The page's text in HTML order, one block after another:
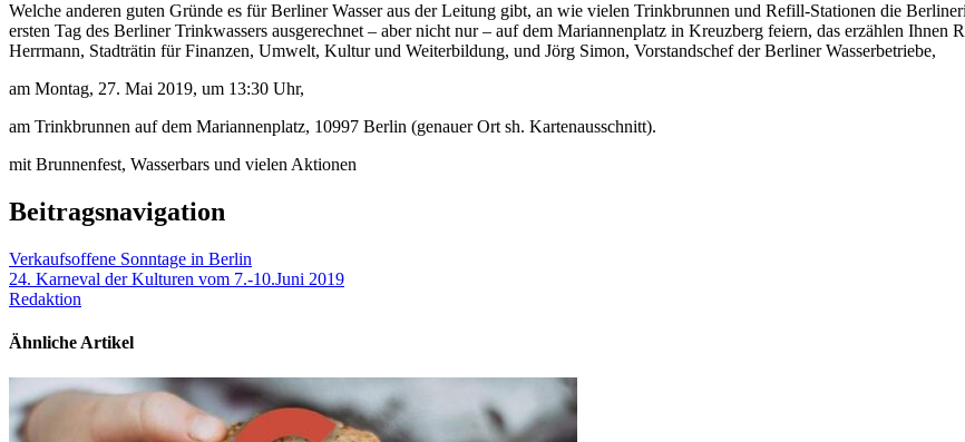
Welche anderen guten Gründe es für Berliner Wasser aus der Leitung gibt, an wie vielen Trinkbrunnen und Refill-Stationen die
ersten Tag des Berliner Trinkwassers ausgerechnet – aber nicht nur – auf dem Mariannenplatz in Kreuzberg feiern, das erzählen
Herrmann, Stadträtin für Finanzen, Umwelt, Kultur und Weiterbildung, und Jörg Simon, Vorstandschef der Berliner Wasserbetriebe,
am Montag, 27. Mai 2019, um 13:30 Uhr,
am Trinkbrunnen auf dem Mariannenplatz, 10997 Berlin (genauer Ort sh. Kartenausschnitt).
mit Brunnenfest, Wasserbars und vielen Aktionen
Beitragsnavigation
Verkaufsoffene Sonntage in Berlin
24. Karneval der Kulturen vom 7.-10.Juni 2019
Redaktion
Ähnliche Artikel